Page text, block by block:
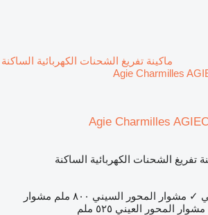
ماكينة تفريغ الشحنات الكهربائية الساكنة
Agie Charmilles
Agie Charmilles
تفريغ الشحنات الكهربائية الساكنة
✓ مشوار المحور السيني ٨٠٠ ملم
مشوار
مشوار المحور العيني ٥٢٥ ملم